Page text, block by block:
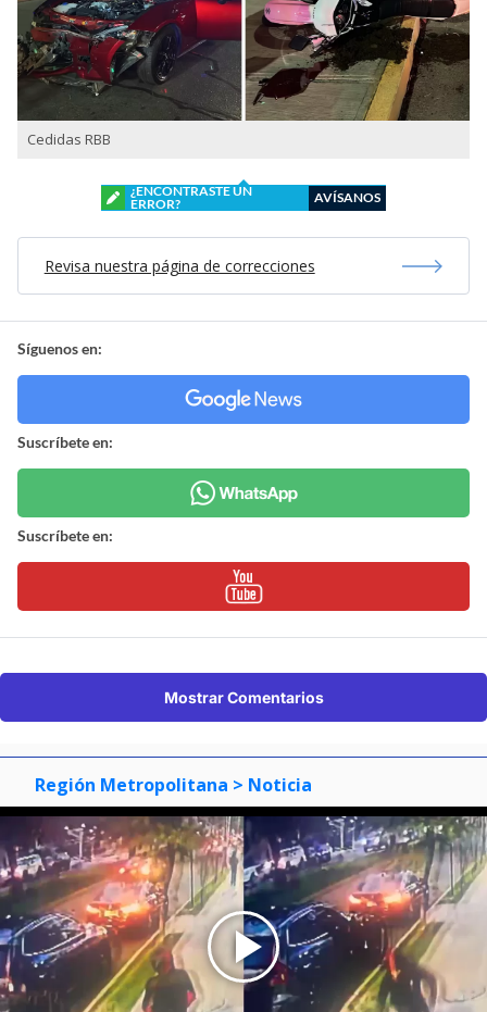
Cedidas RBB
¿ENCONTRASTE UN
ERROR?
AVÍSANOS
Revisa nuestra página de correcciones
Síguenos en:
Suscríbete en:
Suscríbete en:
Mostrar Comentarios
Región Metropolitana > Noticia